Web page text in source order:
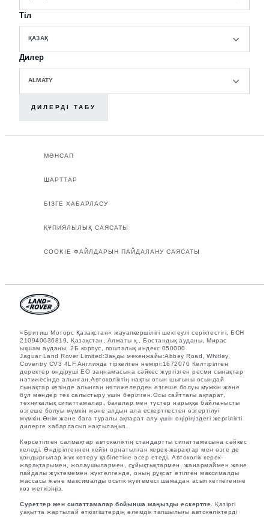
Тіл
ҚАЗАҚ
Дилер
ALMATY
ДИЛЕРДІ ТАБУ
МӘНСАП
ШАРТТАР
БІЗГЕ ХАБАРЛАСУ
ҚҰПИЯЛЫЛЫҚ САЯСАТЫ
COOKIE ФАЙЛДАРЫН ПАЙДАЛАНУ САЯСАТЫ
«Бритиш Моторс Қазақстан» жауапкершілігі шектеулі серіктестігі, БСН
210940036819, Қазақстан, Алматы қ., Бостандық ауданы, Мирас
ықшам ауданы, 2Б корпус, пошталық индекс 050000
Jaguar Land Rover Limited:Заңды мекенжайы:Abbey Road, Whitley,
Coventry CV3 4LF.Англияда тіркелген нөмірі:1672070 Келтірілген
деректер өндіруші ЕО заңнамасына сәйкес жүргізген ресми сынақтар
нәтижесінде алынған.Автокөліктің нақты отын шығыны осындай
сынақтар кезінде алынған нәтижелерден өзгеше болуы мүмкін және
бұл мәндер тек салыстыру үшін берілген.Осы сайттағы ақпарат,
техникалық сипаттамалар, бағалар мен түстер нарыққа байланысты
өзгеше болуы мүмкін және алдын ала ескертпестен өзгертілуі
мүмкін.Өнім және баға туралы ақпарат алу үшін өңіріңіздегі жергілікті
дилерге хабарласып нақтылаңыз.
Көрсетілген салмақтар автокөліктің стандартты сипаттамасына сәйкес
келеді. Өндірілгеннен кейін орнатылған керек-жарақтар мен өзге де
қондырғылар жүк көтеру қабілетіне әсер етеді. Автокөлік керек-
жарақтарымен, жолаушылармен, сұйықтықтармен, жанармаймен және
пайдалы жүктемемен жүктелгенде, оның рұқсат етілген максималды
массасы және максималды осьтік жүктемесі шамадан асып кетпегеніне
көз жеткізіңіз.
Суреттер мен сипаттамалар бойынша маңызды ескертпе.
Қазіргі
уақытта жартылай өткізгіштердің әлемдік тапшылығы автокөліктерді